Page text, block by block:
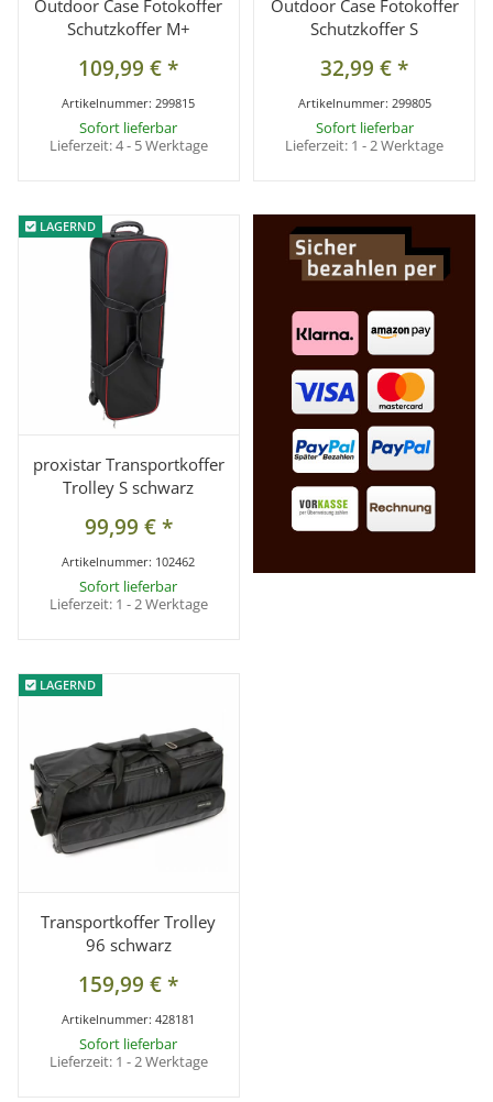
Outdoor Case Fotokoffer
Schutzkoffer M+
109,99 €*
Artikelnummer:299815
Sofort lieferbar
Lieferzeit:4 - 5 Werktage
Outdoor Case Fotokoffer
Schutzkoffer S
32,99 €*
Artikelnummer: 299805
Sofort lieferbar
Lieferzeit: 1 - 2 Werktage
LAGERND
LAGERND
proxistar Transportkoffer
Trolley S schwarz
99,99 €*
Artikelnummer: 102462
Sofort lieferbar
Lieferzeit: 1 - 2 Werktage
LAGERND
LAGERND
Transportkoffer Trolley
96 schwarz
159,99 €*
Artikelnummer:428181
Sofort lieferbar
Lieferzeit: 1 - 2 Werktage